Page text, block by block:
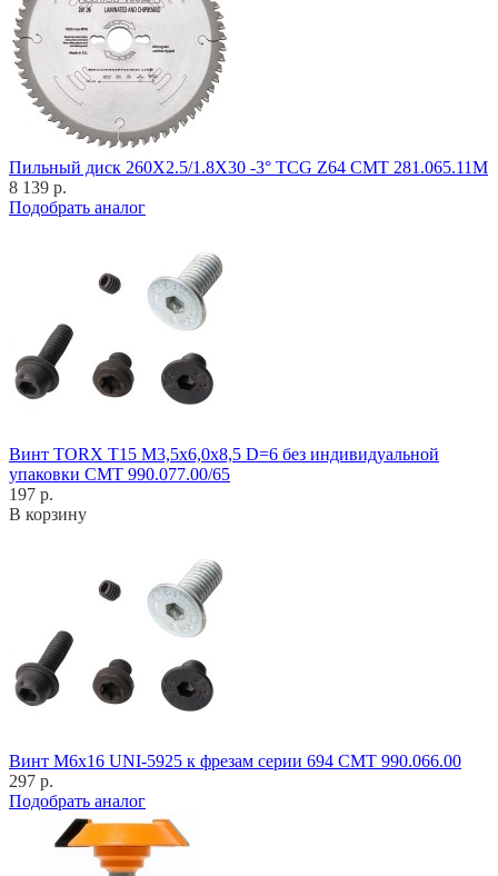
Пильный диск 260X2.5/1.8X30 -3° TCG Z64 CMT 281.065.11M
8 139 р.
Подобрать аналог
Винт TORX T15 M3,5x6,0x8,5 D=6 без индивидуальной
упаковки CMT 990.077.00/65
197 р.
В корзину
Винт M6x16 UNI-5925 к фрезам серии 694 CMT 990.066.00
297 р.
Подобрать аналог